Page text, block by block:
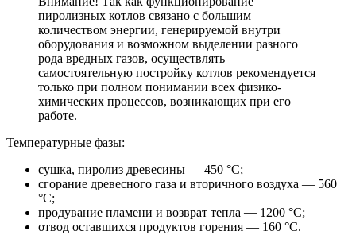
пиролизных котлов связано с большим
количеством энергии, генерируемой внутри
оборудования и возможном выделении разного
рода вредных газов, осуществлять
самостоятельную постройку котлов рекомендуется
только при полном понимании всех физико-
химических процессов, возникающих при его
работе.
Температурные фазы:
сушка, пиролиз древесины — 450 °C;
сгорание древесного газа и вторичного воздуха — 560
°C;
продувание пламени и возврат тепла — 1200 °C;
отвод оставшихся продуктов горения — 160 °C.